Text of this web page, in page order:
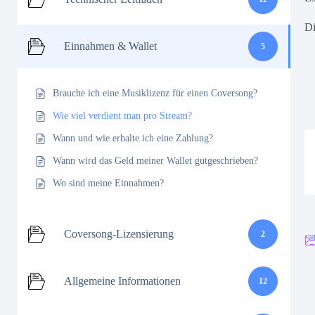
Einnahmen & Wallet 5
Brauche ich eine Musiklizenz für einen Coversong?
Wie viel verdient man pro Stream?
Wann und wie erhalte ich eine Zahlung?
Wann wird das Geld meiner Wallet gutgeschrieben?
Wo sind meine Einnahmen?
Coversong-Lizensierung 2
Allgemeine Informationen 12